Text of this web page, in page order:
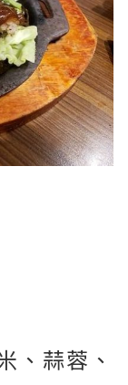
、蒜蓉、